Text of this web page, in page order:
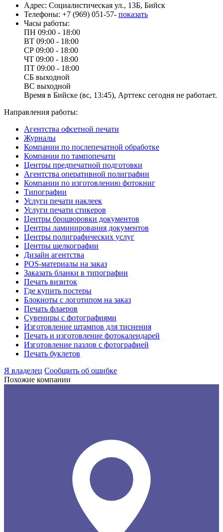
Адрес: Социалистическая ул., 13Б, Бийск
Телефоны: +7 (969) 051-57- показать
Часы работы:
ПН 09:00 - 18:00
ВТ 09:00 - 18:00
СР 09:00 - 18:00
ЧТ 09:00 - 18:00
ПТ 09:00 - 18:00
СБ выходной
ВС выходной
Время в Бийске (вс, 13:45), Арттекс сегодня не работает.
Направления работы:
Агентства офсетной печати
Журналы
Компании по послепечатной обработке
Компании по тампопечати
Центры предпечатной подготовки
Агентства оперативной полиграфии
Компании по изготовлению фотокниг
Типографии
Услуги печати наклеек
Услуги печати стикеров
Центры брошюровки документов
Центры ламинирования документов
Центры полиграфических услуг
Центры шелкографии
Дизайн агентства
POS-материалы на заказ
Заказать бланки в типографии
Печать визиток
Где купить постеры
Блокноты с логотипом на заказ
Печать флаеров
Сувениры с фотографиями
Изготовление штампов для тиснения
Печать и изготовление фотокалендарей
Изготовление пазлов с фотографией
Печать буклетов
Я владелец Сообщить об ошибке
Похожие компании